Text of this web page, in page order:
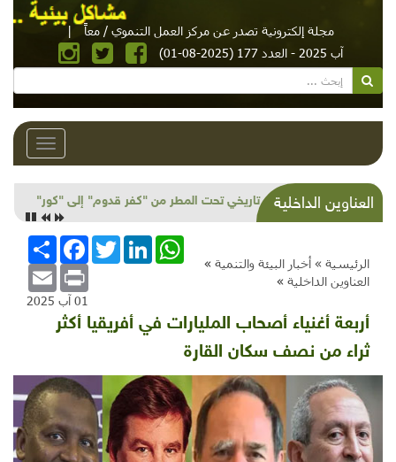
مجلة إلكترونية تصدر عن مركز العمل التنموي / معاً
|
آب 2025 - العدد 177 (2025-08-01)
Toggle
العناوين الداخليةمخاطر وبدائل "التنقيب" عن اللعنة
الرئيسية » أخبار البيئة والتنمية »
العناوين الداخلية »
انشر
FacebookTwitterLinkedInWhatsApp
Email Print
01 آب 2025
أربعة أغنياء أصحاب المليارات في أفريقيا أكثر
ثراء من نصف سكان القارة